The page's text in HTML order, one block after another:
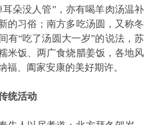
朵没人管”，亦有喝羊肉汤温补
的习俗；南方多吃汤圆，又称冬
有“吃了汤圆大一岁”的说法，苏
米饭、两广食烧腊姜饭，各地风
福、阖家安康的美好期许。
统活动